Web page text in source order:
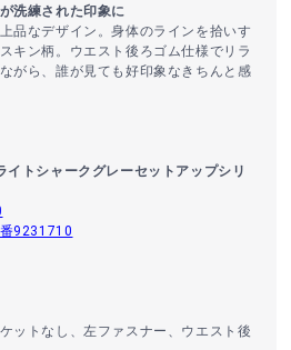
洗練された印象に
品なデザイン。身体のラインを拾いす
キン柄。ウエスト後ろゴム仕様でリラ
がら、誰が見ても好印象なきちんと感
トシャークグレーセットアップシリ
9231710
ットなし、左ファスナー、ウエスト後